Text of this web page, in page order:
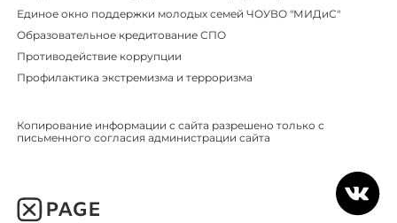
Единое окно поддержки молодых семей ЧОУВО "МИДиС"
Образовательное кредитование СПО
Противодействие коррупции
Профилактика экстремизма и терроризма
Копирование информации с сайта разрешено только с
письменного согласия администрации сайта